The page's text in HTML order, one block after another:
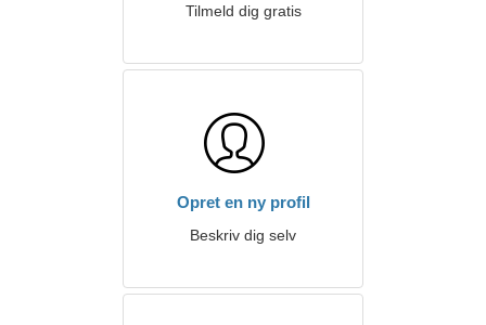
Tilmeld dig gratis
Opret en ny profil
Beskriv dig selv